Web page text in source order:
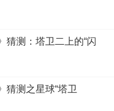
猜测：塔卫二上的“闪
猜测之星球“塔卫